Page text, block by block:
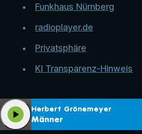
Funkhaus Nürnberg
radioplayer.de
Privatsphäre
KI Transparenz-Hinweis
Herbert Grönemeyer
Männer
play_arrow